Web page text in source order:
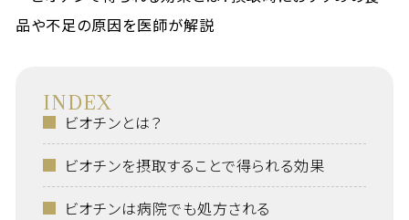
INDEX
ビオチンとは？
ビオチンを摂取することで得られる効果
ビオチンは病院でも処方される